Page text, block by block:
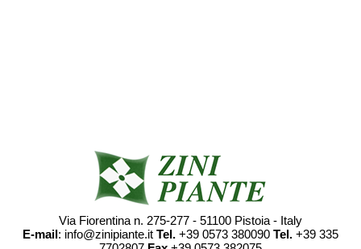
Via Fiorentina n. 275-277 - 51100 Pistoia - Italy
E-mail: info@zinipiante.it Tel. +39 0573 380090 Tel. +39 335